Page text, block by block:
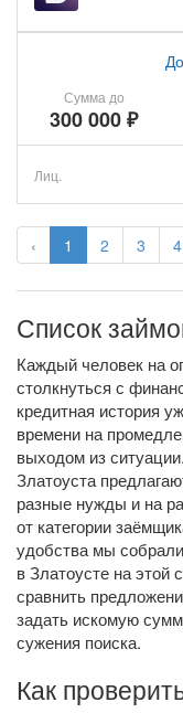
‹ 1 2 3 4
Сумма до
300 000 ₽
Лиц.
Список
Каждый человек на
столкнуться с
кредитная история
времени на
выходом из
Златоуста
разные нужды и на
от категории
удобства мы
в Златоусте на этой
сравнить
задать искомую
сужения поиска.
Как